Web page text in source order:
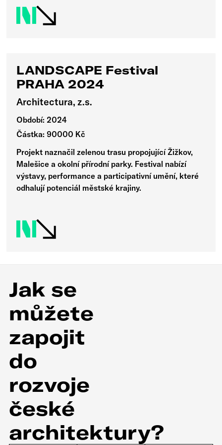
LANDSCAPE Festival
PRAHA 2024
Architectura, z.s.
Období: 2024
Částka: 90000 Kč
Projekt naznačil zelenou trasu propojující Žižkov,
Malešice a okolní přírodní parky. Festival nabízí
výstavy, performance a participativní umění, které
odhalují potenciál městské krajiny.
Jak se
můžete
zapojit
do
rozvoje
české
architektury?